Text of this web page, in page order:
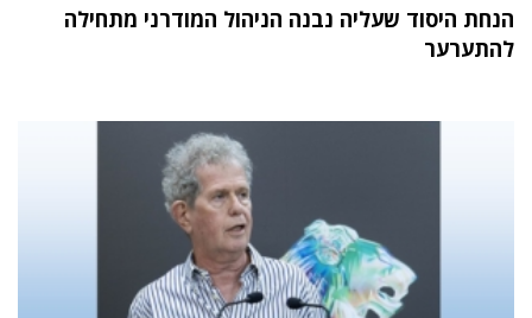
הנחת היסוד שעליה נבנה הניהול המודרני מתחילה
להתערער